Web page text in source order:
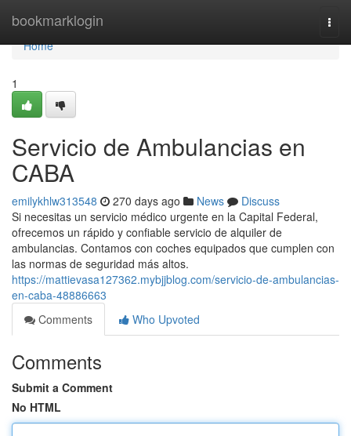
bookmarklogin
Home
Home
1
Servicio de Ambulancias en
CABA
emilykhlw313548 270 days ago News
Discuss
Si necesitas un servicio médico urgente en la Capital Federal,
ofrecemos un rápido y confiable servicio de alquiler de
ambulancias. Contamos con coches equipados que cumplen con
las normas de seguridad más altos.
https://mattievasa127362.mybjjblog.com/servicio-de-ambulancias-
en-caba-48886663
Comments
Who Upvoted
Comments
Submit a Comment
No HTML